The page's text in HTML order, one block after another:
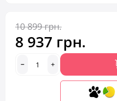
10 899 грн.
8 937 грн.